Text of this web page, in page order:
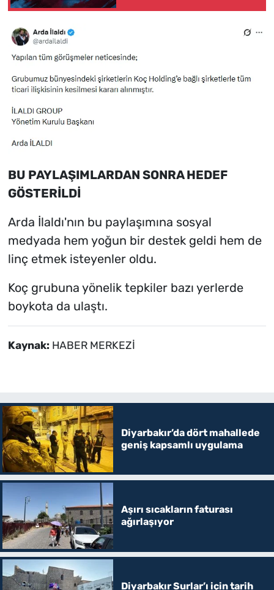
BU PAYLAŞIMLARDAN SONRA HEDEF
GÖSTERİLDİ
Arda İlaldı'nın bu paylaşımına sosyal
medyada hem yoğun bir destek geldi hem de
linç etmek isteyenler oldu.
Koç grubuna yönelik tepkiler bazı yerlerde
boykota da ulaştı.
Kaynak: HABER MERKEZİ
Diyarbakır’da dört mahallede
geniş kapsamlı uygulama
Aşırı sıcakların faturası
ağırlaşıyor
Diyarbakır Surlar’ı için tarih